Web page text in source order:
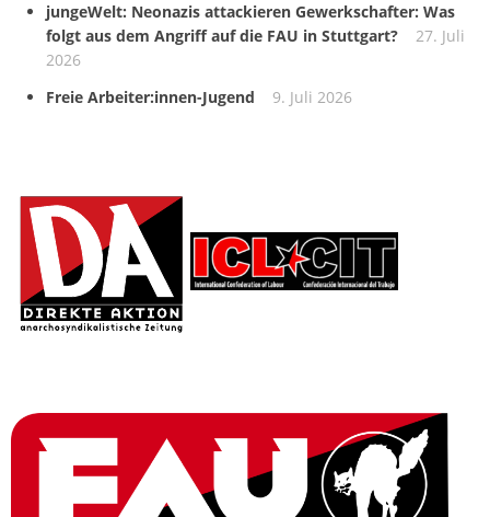
jungeWelt: Neonazis attackieren Gewerkschafter: Was
folgt aus dem Angriff auf die FAU in Stuttgart?
27. Juli
2026
Freie Arbeiter:innen-Jugend
9. Juli 2026